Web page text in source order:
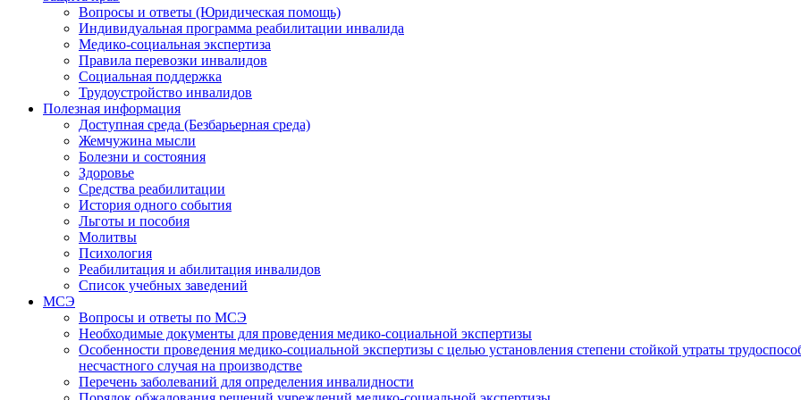
Вопросы и ответы (Юридическая помощь)
Индивидуальная программа реабилитации инвалида
Медико-социальная экспертиза
Правила перевозки инвалидов
Социальная поддержка
Трудоустройство инвалидов
Полезная информация
Доступная среда (Безбарьерная среда)
Жемчужина мысли
Болезни и состояния
Здоровье
Средства реабилитации
История одного события
Льготы и пособия
Молитвы
Психология
Реабилитация и абилитация инвалидов
Список учебных заведений
МСЭ
Вопросы и ответы по МСЭ
Необходимые документы для проведения медико-социальной экспертизы
Особенности проведения медико-социальной экспертизы с целью установления степени стойкой утраты
несчастного случая на производстве
Перечень заболеваний для определения инвалидности